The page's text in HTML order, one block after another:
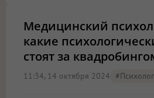
Медицинский
какие
стоят за
11:34, 14 октября 2024